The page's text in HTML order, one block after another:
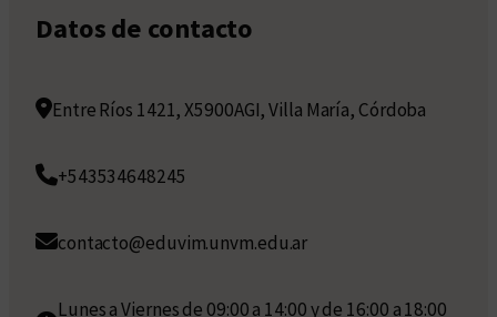
Datos de contacto
Entre Ríos 1421, X5900AGI, Villa María, Córdoba
+543534648245
contacto@eduvim.unvm.edu.ar
Lunes a Viernes de 09:00 a 14:00 y de 16:00 a 18:00